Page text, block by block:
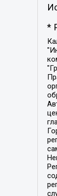
*
Калининградская региональная общественная организация "Экозащита!-Женсовет", Фонд содействия защите прав и свобод граждан "Общественный